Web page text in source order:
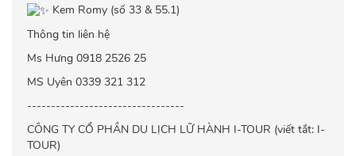
Kem Romy (số 33 & 55.1)
Thông tin liên hệ
Ms Hưng 0918 2526 25
MS Uyên 0339 321 312
---------------------------------
CÔNG TY CỔ PHẦN DU LỊCH LỮ HÀNH I-TOUR (viết tắt: I-
TOUR)